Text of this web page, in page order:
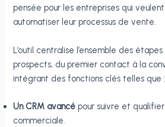
pensée pour les entreprises qui
automatiser leur processus de vente.
L’outil centralise l’ensemble des
prospects, du premier contact à la
intégrant des fonctions clés telles que :
Un CRM avancé pour suivre et
commerciale.